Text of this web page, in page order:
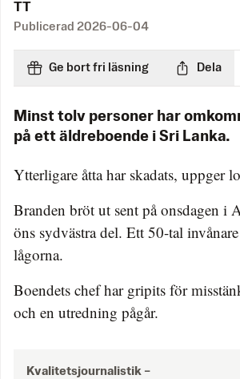
TT
Publicerad 2026-06-04
Ge bort fri läsning Dela
Minst tolv personer har
på ett äldreboende i Sri Lanka.
Ytterligare åtta har skadats, uppger
Branden bröt ut sent på onsdagen i
öns sydvästra del. Ett 50-tal
lågorna.
Boendets chef har gripits för
och en utredning pågår.
Kvalitetsjournalistik –